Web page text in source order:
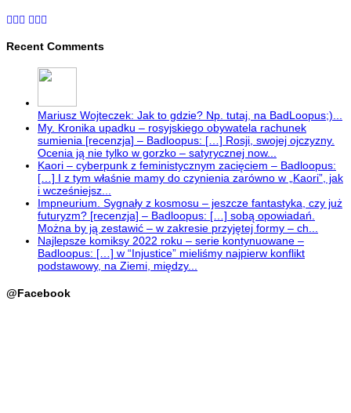
Recent Comments
Mariusz Wojteczek: Jak to gdzie? Np. tutaj, na BadLoopus;)...
My. Kronika upadku – rosyjskiego obywatela rachunek
sumienia [recenzja] – Badloopus: […] Rosji, swojej ojczyzny.
Ocenia ją nie tylko w gorzko – satyrycznej now...
Kaori – cyberpunk z feministycznym zacięciem – Badloopus:
[…] I z tym właśnie mamy do czynienia zarówno w „Kaori”, jak
i wcześniejsz...
Impneurium. Sygnały z kosmosu – jeszcze fantastyka, czy już
futuryzm? [recenzja] – Badloopus: […] sobą opowiadań.
Można by ją zestawić – w zakresie przyjętej formy – ch...
Najlepsze komiksy 2022 roku – serie kontynuowane –
Badloopus: […] w “Injustice” mieliśmy najpierw konflikt
podstawowy, na Ziemi, między...
@Facebook